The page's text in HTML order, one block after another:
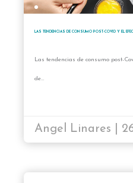
LAS TENDENCIAS DE CONSUMO POST-COVID Y EL
Las tendencias de consumo post-
de…
Angel Linares |